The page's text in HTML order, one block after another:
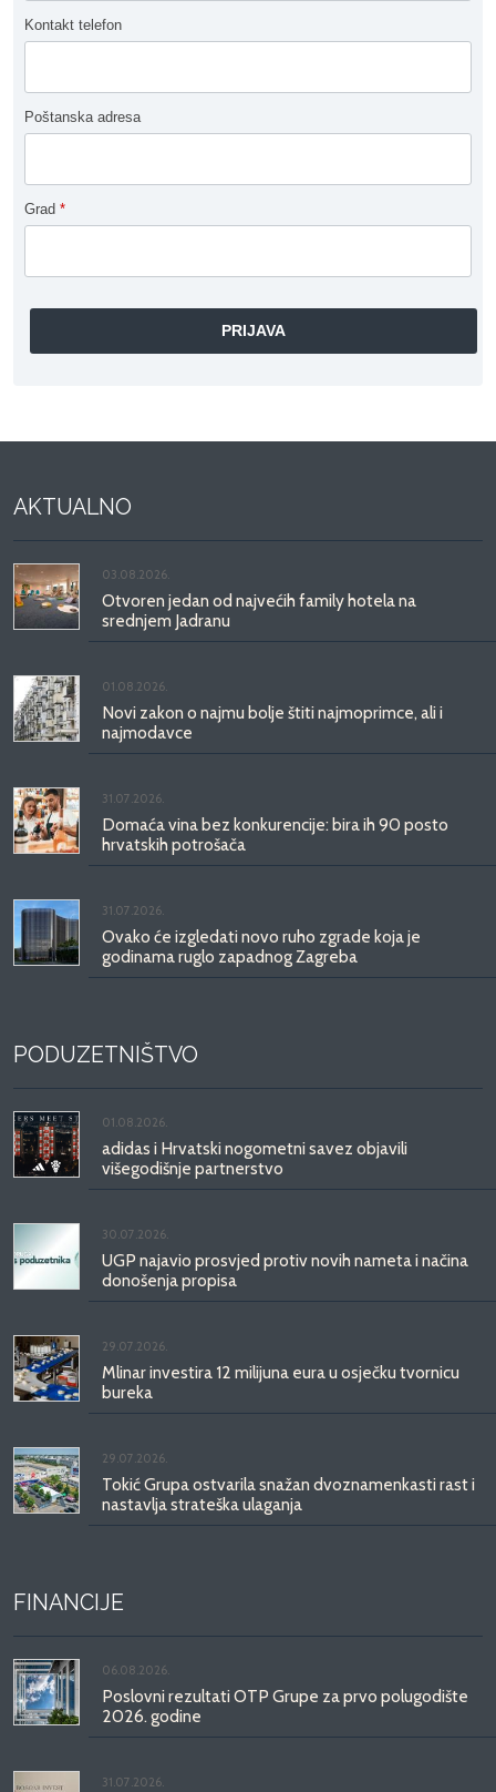
Kontakt telefon
Poštanska adresa
Grad *
AKTUALNO
03.08.2026.
Otvoren jedan od najvećih family hotela na
srednjem Jadranu
01.08.2026.
Novi zakon o najmu bolje štiti najmoprimce, ali i
najmodavce
31.07.2026.
Domaća vina bez konkurencije: bira ih 90 posto
hrvatskih potrošača
31.07.2026.
Ovako će izgledati novo ruho zgrade koja je
godinama ruglo zapadnog Zagreba
PODUZETNIŠTVO
01.08.2026.
adidas i Hrvatski nogometni savez objavili
višegodišnje partnerstvo
30.07.2026.
UGP najavio prosvjed protiv novih nameta i načina
donošenja propisa
29.07.2026.
Mlinar investira 12 milijuna eura u osječku tvornicu
bureka
29.07.2026.
Tokić Grupa ostvarila snažan dvoznamenkasti rast i
nastavlja strateška ulaganja
FINANCIJE
06.08.2026.
Poslovni rezultati OTP Grupe za prvo polugodište
2026. godine
31.07.2026.